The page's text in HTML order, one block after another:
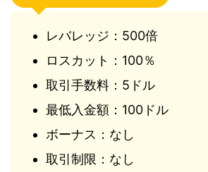
レバレッジ：500倍
ロスカット：100％
取引手数料：5ドル
最低入金額：100ドル
ボーナス：なし
取引制限：なし